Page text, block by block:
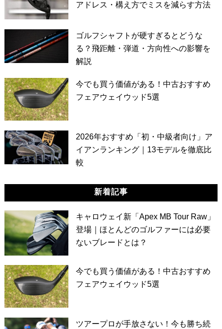
アドレス・構え方でミスを減らす方法
ゴルフシャフトが硬すぎるとどうな
る？飛距離・弾道・方向性への影響を
解説
今でも買う価値がある！中古おすすめ
フェアウェイウッド5選
2026年おすすめ「初・中級者向け」ア
イアンランキング｜13モデルを徹底比
較
新着記事
キャロウェイ新「Apex MB Tour Raw」
登場｜ほとんどのゴルファーには必要
ないブレードとは？
今でも買う価値がある！中古おすすめ
フェアウェイウッド5選
ツアープロが手放さない！今も勝ち続